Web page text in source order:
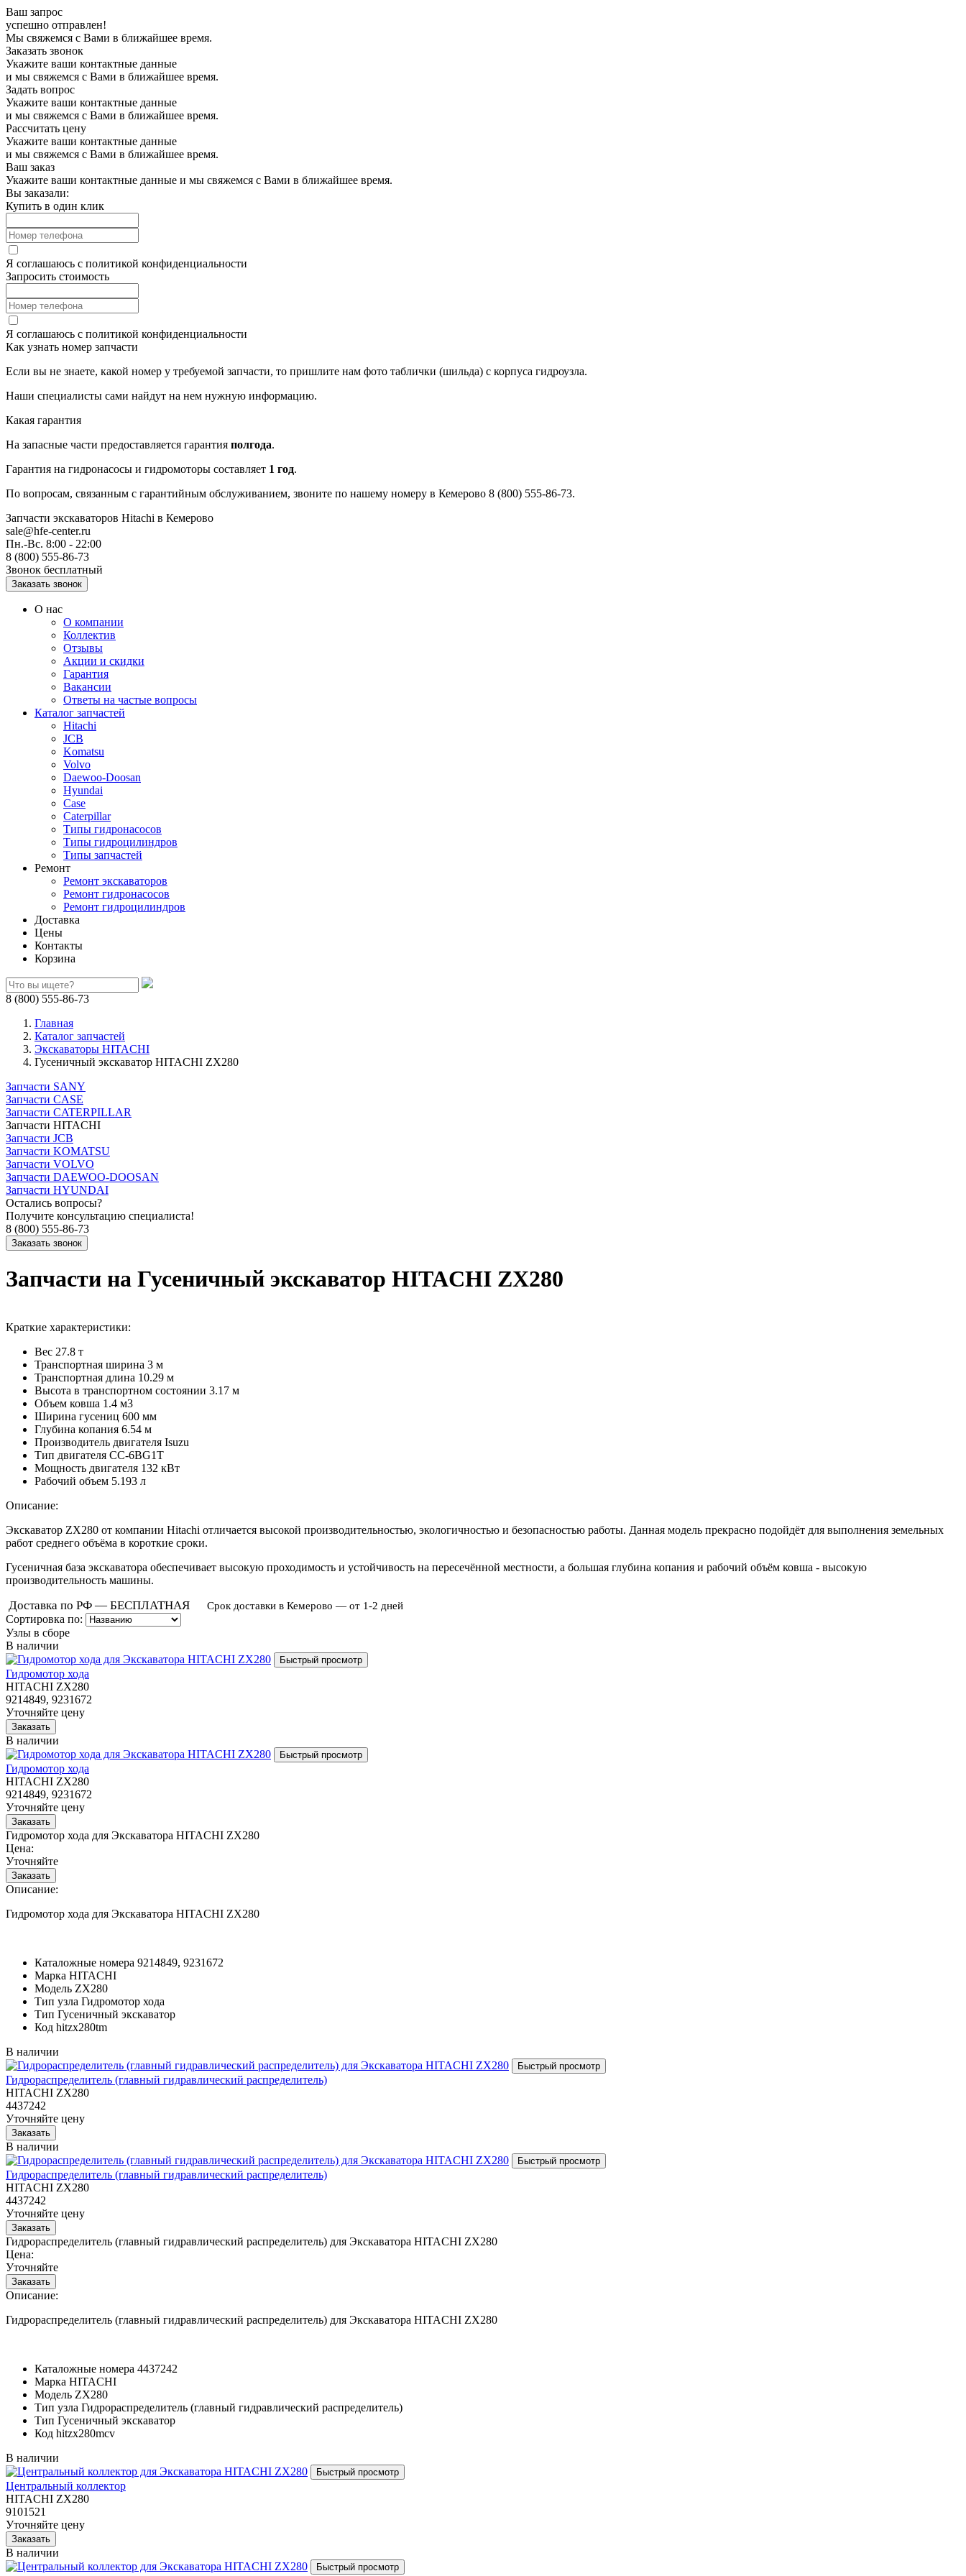
Ваш запрос
успешно отправлен!
Мы свяжемся с Вами в ближайшее время.
Заказать звонок
Укажите ваши контактные данные
и мы свяжемся с Вами в ближайшее время.
Задать вопрос
Укажите ваши контактные данные
и мы свяжемся с Вами в ближайшее время.
Рассчитать цену
Укажите ваши контактные данные
и мы свяжемся с Вами в ближайшее время.
Ваш заказ
Укажите ваши контактные данные и мы свяжемся с Вами в ближайшее время.
Вы заказали:
Купить в один клик
Я соглашаюсь с политикой конфиденциальности
Запросить стоимость
Я соглашаюсь с политикой конфиденциальности
Как узнать номер запчасти
Если вы не знаете, какой номер у требуемой запчасти, то пришлите нам фото таблички (шильда) с корпуса гидроузла.
Наши специалисты сами найдут на нем нужную информацию.
Какая гарантия
На запасные части предоставляется гарантия полгода.
Гарантия на гидронасосы и гидромоторы составляет 1 год.
По вопросам, связанным с гарантийным обслуживанием, звоните по нашему номеру в Кемерово 8 (800) 555-86-73.
Запчасти экскаваторов Hitachi в Кемерово
sale@hfe-center.ru
Пн.-Вс. 8:00 - 22:00
8 (800) 555-86-73
Звонок бесплатный
О нас
О компании
Коллектив
Отзывы
Акции и скидки
Гарантия
Вакансии
Ответы на частые вопросы
Каталог запчастей
Hitachi
JCB
Komatsu
Volvo
Daewoo-Doosan
Hyundai
Case
Caterpillar
Типы гидронасосов
Типы гидроцилиндров
Типы запчастей
Ремонт
Ремонт экскаваторов
Ремонт гидронасосов
Ремонт гидроцилиндров
Доставка
Цены
Контакты
Корзина
8 (800) 555-86-73
Главная
Каталог запчастей
Экскаваторы HITACHI
Гусеничный экскаватор HITACHI ZX280
Запчасти SANY
Запчасти CASE
Запчасти CATERPILLAR
Запчасти HITACHI
Запчасти JCB
Запчасти KOMATSU
Запчасти VOLVO
Запчасти DAEWOO-DOOSAN
Запчасти HYUNDAI
Остались вопросы?
Получите консультацию специалиста!
8 (800) 555-86-73
Запчасти на Гусеничный экскаватор HITACHI ZX280
Краткие характеристики:
Вес 27.8 т
Транспортная ширина 3 м
Транспортная длина 10.29 м
Высота в транспортном cостоянии 3.17 м
Объем ковша 1.4 м3
Ширина гусениц 600 мм
Глубина копания 6.54 м
Производитель двигателя Isuzu
Тип двигателя CC-6BG1T
Мощность двигателя 132 кВт
Рабочий объем 5.193 л
Описание:
Экскаватор ZX280 от компании Hitachi отличается высокой производительностью, экологичностью и безопасностью работы. Данная модель прекрасно подойдёт для выполнения земельных
работ среднего объёма в короткие сроки.
Гусеничная база экскаватора обеспечивает высокую проходимость и устойчивость на пересечённой местности, а большая глубина копания и рабочий объём ковша - высокую
производительность машины.
Доставка по РФ — БЕСПЛАТНАЯ Срок доставки в Кемерово — от 1-2 дней
Сортировка по:
Узлы в сборе
В наличии
Гидромотор хода
HITACHI ZX280
9214849, 9231672
Уточняйте цену
В наличии
Гидромотор хода
HITACHI ZX280
9214849, 9231672
Уточняйте цену
Гидромотор хода для Экскаватора HITACHI ZX280
Цена:
Уточняйте
Описание:
Гидромотор хода для Экскаватора HITACHI ZX280
Каталожные номера 9214849, 9231672
Марка HITACHI
Модель ZX280
Тип узла Гидромотор хода
Тип Гусеничный экскаватор
Код hitzx280tm
В наличии
Гидрораспределитель (главный гидравлический распределитель)
HITACHI ZX280
4437242
Уточняйте цену
В наличии
Гидрораспределитель (главный гидравлический распределитель)
HITACHI ZX280
4437242
Уточняйте цену
Гидрораспределитель (главный гидравлический распределитель) для Экскаватора HITACHI ZX280
Цена:
Уточняйте
Описание:
Гидрораспределитель (главный гидравлический распределитель) для Экскаватора HITACHI ZX280
Каталожные номера 4437242
Марка HITACHI
Модель ZX280
Тип узла Гидрораспределитель (главный гидравлический распределитель)
Тип Гусеничный экскаватор
Код hitzx280mcv
В наличии
Центральный коллектор
HITACHI ZX280
9101521
Уточняйте цену
В наличии